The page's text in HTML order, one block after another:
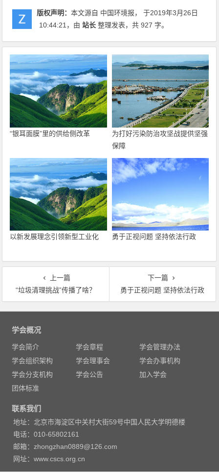
版权声明：本文源自 中国环境报， 于2019年3月26日
10:44:21 ，由站长 整理发表，共 927 字。
“银耳面膜”里的供给侧改革
为打好污染防治攻坚战提供坚强
保障
以新发展理念引领新型工业化 勇于正视问题 坚持依法行政
上一篇
“垃圾清理挑战”传播了啥？
下一篇
勇于正视问题 坚持依法行政
文
学会概况
学会简介 学会章程
学会管理办法
学会组织架构
学会理事会
学会办事机构
学会分支机构
学会公告
加入学会
团体标准
联系我们
地址：北京市海淀区中关村大街59号中国人民大学明德楼
电话：010-65802161
邮箱：zhongzhan0889@126.com
网址：www.cscs.org.cn